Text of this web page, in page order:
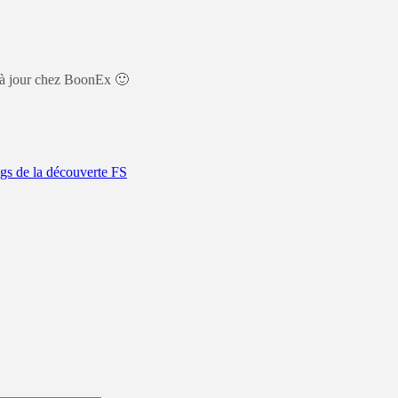
jour chez BoonEx 🙂
de la découverte FS